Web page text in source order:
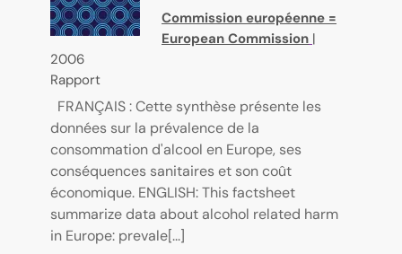
Commission européenne =
European Commission |
2006
Rapport
FRANÇAIS : Cette synthèse présente les
données sur la prévalence de la
consommation d'alcool en Europe, ses
conséquences sanitaires et son coût
économique. ENGLISH: This factsheet
summarize data about alcohol related harm
in Europe: prevale[...]